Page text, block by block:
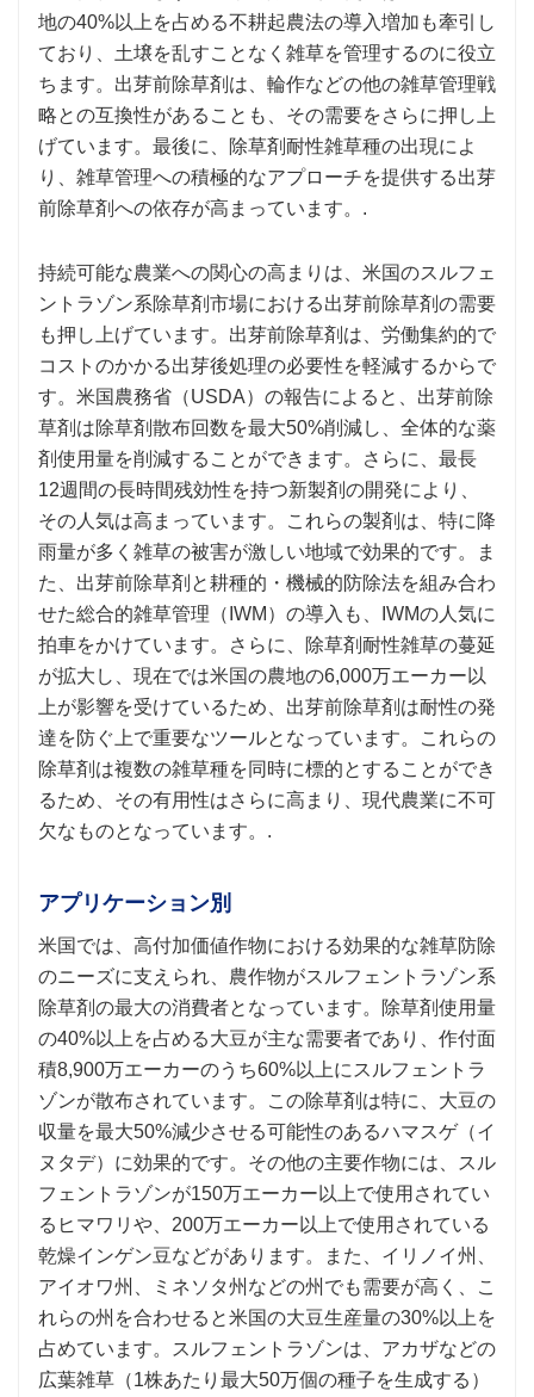
地の40%以上を占める不耕起農法の導入増加も牽引し
ており、土壌を乱すことなく雑草を管理するのに役立
ちます。出芽前除草剤は、輪作などの他の雑草管理戦
略との互換性があることも、その需要をさらに押し上
げています。最後に、除草剤耐性雑草種の出現によ
り、雑草管理への積極的なアプローチを提供する出芽
前除草剤への依存が高まっています。.
持続可能な農業への関心の高まりは、米国のスルフェ
ントラゾン系除草剤市場における出芽前除草剤の需要
も押し上げています。出芽前除草剤は、労働集約的で
コストのかかる出芽後処理の必要性を軽減するからで
す。米国農務省（USDA）の報告によると、出芽前除
草剤は除草剤散布回数を最大50%削減し、全体的な薬
剤使用量を削減することができます。さらに、最長
12週間の長時間残効性を持つ新製剤の開発により、
その人気は高まっています。これらの製剤は、特に降
雨量が多く雑草の被害が激しい地域で効果的です。ま
た、出芽前除草剤と耕種的・機械的防除法を組み合わ
せた総合的雑草管理（IWM）の導入も、IWMの人気に
拍車をかけています。さらに、除草剤耐性雑草の蔓延
が拡大し、現在では米国の農地の6,000万エーカー以
上が影響を受けているため、出芽前除草剤は耐性の発
達を防ぐ上で重要なツールとなっています。これらの
除草剤は複数の雑草種を同時に標的とすることができ
るため、その有用性はさらに高まり、現代農業に不可
欠なものとなっています。.
アプリケーション別
米国では、高付加価値作物における効果的な雑草防除
のニーズに支えられ、農作物がスルフェントラゾン系
除草剤の最大の消費者となっています。除草剤使用量
の40%以上を占める大豆が主な需要者であり、作付面
積8,900万エーカーのうち60%以上にスルフェントラ
ゾンが散布されています。この除草剤は特に、大豆の
収量を最大50%減少させる可能性のあるハマスゲ（イ
ヌタデ）に効果的です。その他の主要作物には、スル
フェントラゾンが150万エーカー以上で使用されてい
るヒマワリや、200万エーカー以上で使用されている
乾燥インゲン豆などがあります。また、イリノイ州、
アイオワ州、ミネソタ州などの州でも需要が高く、こ
れらの州を合わせると米国の大豆生産量の30%以上を
占めています。スルフェントラゾンは、アカザなどの
広葉雑草（1株あたり最大50万個の種子を生成する）